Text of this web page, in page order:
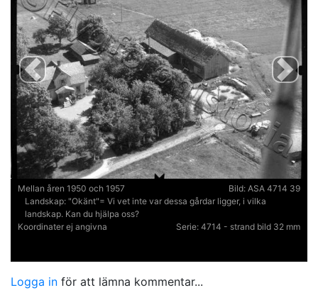
Previous Next
Mellan åren 1950 och 1957 Bild: ASA 4714 39
Landskap: "Okänt"= Vi vet inte var dessa gårdar ligger, i vilka
landskap. Kan du hjälpa oss?
Koordinater ej angivna
Serie: 4714 - strand bild 32 mm
Logga in för att lämna kommentar...